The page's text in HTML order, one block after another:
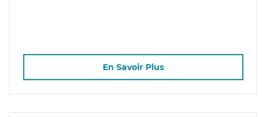
En Savoir Plus